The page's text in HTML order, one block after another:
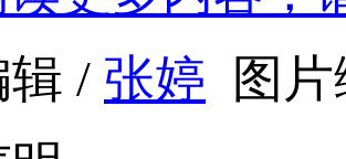
/ 张婷 图